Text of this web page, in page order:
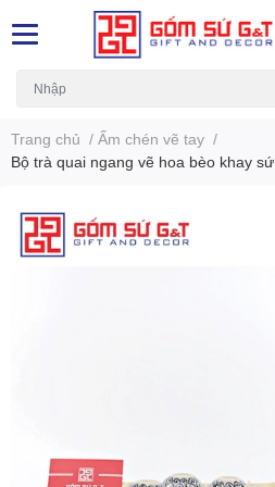
Trang chủ / Ấm chén vẽ tay /
Bộ trà quai ngang vẽ hoa bèo khay sứ